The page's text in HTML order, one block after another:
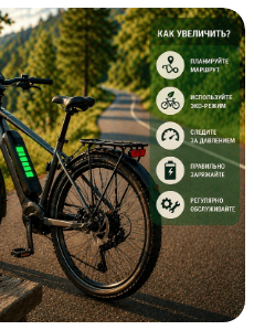
период,
разобраться в
льготными